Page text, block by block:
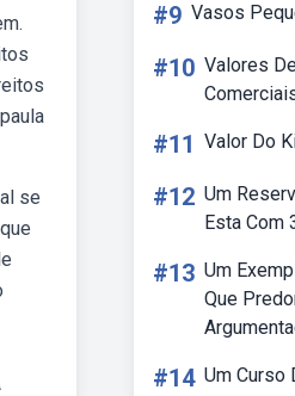
se
#9 Vasos
#10 Valores
#11 Valor Do
#12 Um
Esta Com
#13 Um
Que
#14 Um Curso